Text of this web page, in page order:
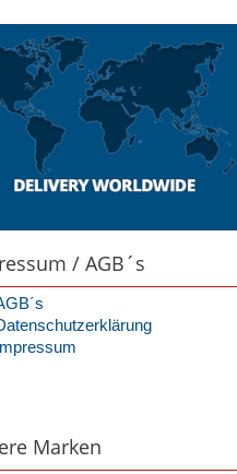
/ AGB´s
Impressum
Marken